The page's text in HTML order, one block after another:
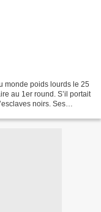
monde poids lourds le 25
au 1er round. S’il portait
noirs. Ses